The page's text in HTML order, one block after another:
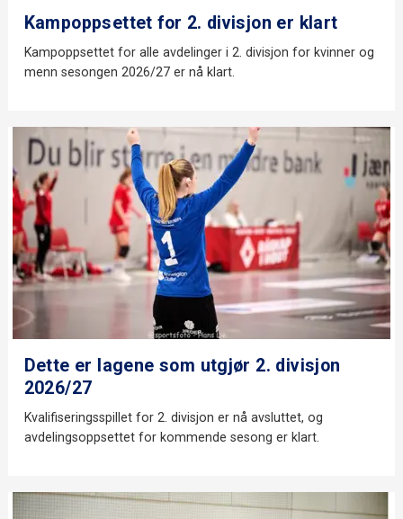
Kampoppsettet for 2. divisjon er klart
Kampoppsettet for alle avdelinger i 2. divisjon for kvinner og
menn sesongen 2026/27 er nå klart.
Dette er lagene som utgjør 2. divisjon
2026/27
Kvalifiseringsspillet for 2. divisjon er nå avsluttet, og
avdelingsoppsettet for kommende sesong er klart.